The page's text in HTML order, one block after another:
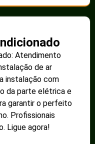
Atendimento
de ar
instalação com
da parte elétrica e
garantir o perfeito
Profissionais
Ligue agora!